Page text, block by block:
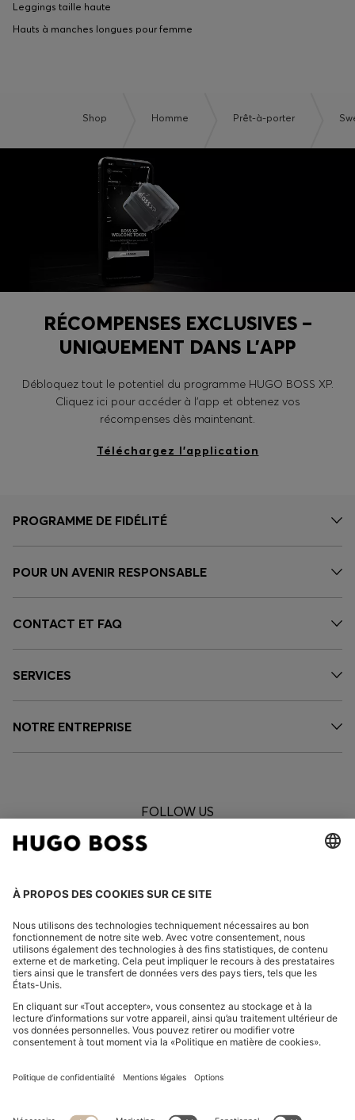
Leggings taille haute
Hauts à manches longues pour femme
Shop Homme Prêt-à-porter
RÉCOMPENSES EXCLUSIVES –
UNIQUEMENT DANS L’APP
Débloquez tout le potentiel du programme HUGO BOSS XP.
Cliquez ici pour accéder à l’app et obtenez vos
récompenses dès maintenant.
Téléchargez l’application
PROGRAMME DE FIDÉLITÉ
POUR UN AVENIR RESPONSABLE
CONTACT ET FAQ
SERVICES
NOTRE ENTREPRISE
FOLLOW US
CHANGER DE PAYS :
Se rétracter FAQ Mentions légalesCharte de confidentialité
Déclaration relative à l'accessibilité